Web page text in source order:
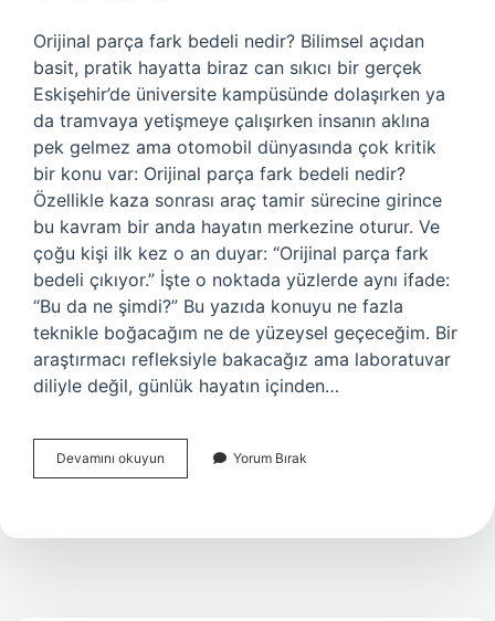
Orijinal parça fark bedeli nedir? Bilimsel açıdan
basit, pratik hayatta biraz can sıkıcı bir gerçek
Eskişehir’de üniversite kampüsünde dolaşırken ya
da tramvaya yetişmeye çalışırken insanın aklına
pek gelmez ama otomobil dünyasında çok kritik
bir konu var: Orijinal parça fark bedeli nedir?
Özellikle kaza sonrası araç tamir sürecine girince
bu kavram bir anda hayatın merkezine oturur. Ve
çoğu kişi ilk kez o an duyar: “Orijinal parça fark
bedeli çıkıyor.” İşte o noktada yüzlerde aynı ifade:
“Bu da ne şimdi?” Bu yazıda konuyu ne fazla
teknikle boğacağım ne de yüzeysel geçeceğim. Bir
araştırmacı refleksiyle bakacağız ama laboratuvar
diliyle değil, günlük hayatın içinden…
Devamını okuyun
parça
nedir
Yorum Bırak